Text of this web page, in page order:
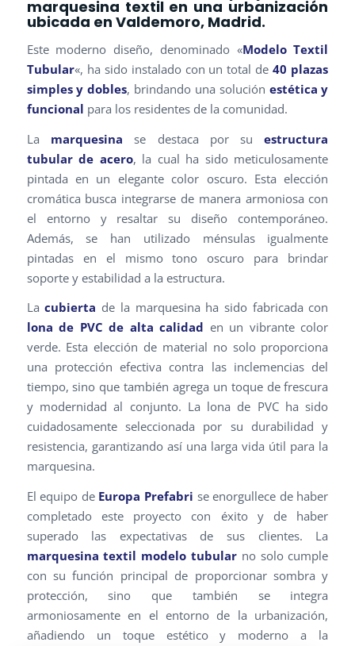
marquesina textilen una urbanización
ubicada en Valdemoro, Madrid.
Este moderno diseño, denominado «Modelo Textil
Tubular«, ha sido instalado con un total de40 plazas
simples y dobles, brindando una solución estética y
funcional para los residentes de la comunidad.
La marquesina se destaca por suestructura
tubular de acero, la cual ha sido meticulosamente
pintada en un elegante color oscuro. Esta elección
cromática busca integrarse de manera armoniosa con
el entorno y resaltar su diseño contemporáneo.
Además, se han utilizado ménsulas igualmente
pintadas en el mismo tono oscuro para brindar
soporte y estabilidad a la estructura.
Lacubierta de la marquesina ha sido fabricada con
lona de PVC de alta calidad en un vibrante color
verde. Esta elección de material no solo proporciona
una protección efectiva contra las inclemencias del
tiempo, sino que también agrega un toque de frescura
y modernidad al conjunto. La lona de PVC ha sido
cuidadosamente seleccionada por su durabilidad y
resistencia, garantizando así una larga vida útil para la
marquesina.
El equipo de Europa Prefabri se enorgullece de haber
completado este proyecto con éxito y de haber
superado las expectativas de sus clientes. La
marquesina textil modelo tubular no solo cumple
con su función principal de proporcionar sombra y
protección, sino que también se integra
armoniosamente en el entorno de la urbanización,
añadiendo un toque estético y moderno a la